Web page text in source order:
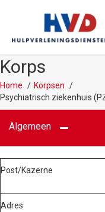
Korps
Home
Korpsen
Psychiatrisch ziekenhuis
Algemeen
Post/Kazerne
Adres